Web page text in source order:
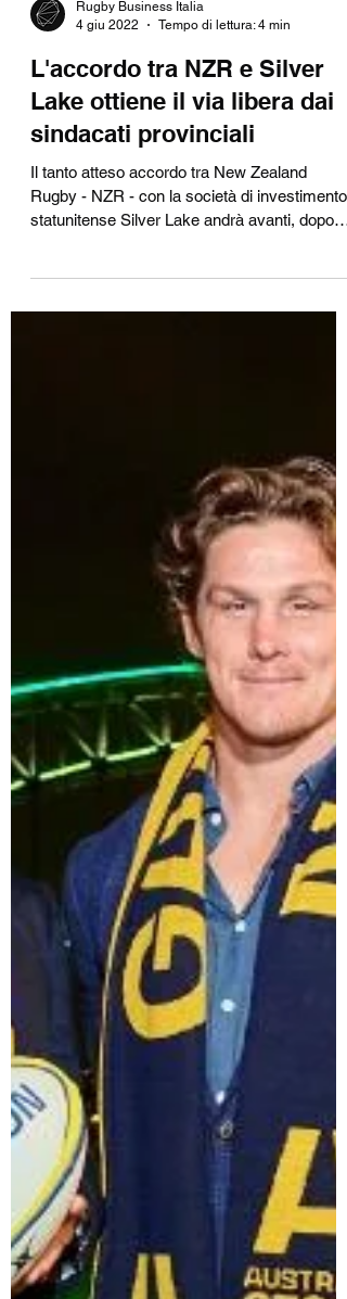
4 giu 2022
Tempo di lettura: 4 min
L'accordo tra NZR e Silver
Lake ottiene il via libera dai
sindacati provinciali
Il tanto atteso accordo tra New Zealand